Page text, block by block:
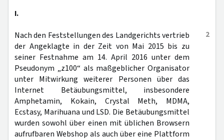
I.
2
Nach den Feststellungen des Landgerichts vertrieb
der Angeklagte in der Zeit von Mai 2015 bis zu
seiner Festnahme am 14. April 2016 unter dem
Pseudonym „z100“ als maßgeblicher Organisator
unter Mitwirkung weiterer Personen über das
Internet Betäubungsmittel, insbesondere
Amphetamin, Kokain, Crystal Meth, MDMA,
Ecstasy, Marihuana und LSD. Die Betäubungsmittel
wurden sowohl über einen mit üblichen Browsern
aufrufbaren Webshop als auch über eine Plattform